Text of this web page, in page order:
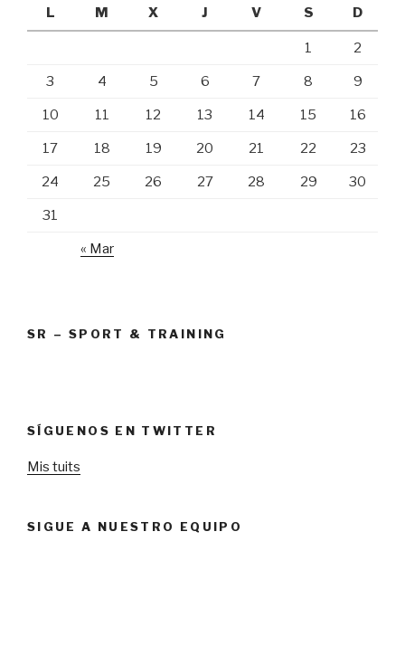
L M X J V S D
1 2
3 4 5 6 7 8 9
10 11 12 13 14 15 16
17 18 19 20 21 22 23
24 25 26 27 28 29 30
31
« Mar
SR – SPORT & TRAINING
SÍGUENOS EN TWITTER
Mis tuits
SIGUE A NUESTRO EQUIPO